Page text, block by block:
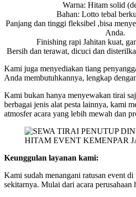
Warna: Hitam solid
Bahan: Lotto tebal
Panjang dan tinggi fleksibel ,bisa
Anda.
Finishing rapi Jahitan kuat,
Bersih dan terawat, dicuci dan
Kami juga menyediakan tiang
Anda membutuhkannya, lengkap
Kami bukan hanya menyewakan tirai
berbagai jenis alat pesta lainnya, kami
atmosfer acara yang lebih mewah dan
Keunggulan layanan kami:
Kami sudah menangani ratusan event
sekitarnya. Mulai dari acara perusahaan